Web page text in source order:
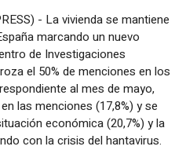
- La vivienda se mantiene
marcando un nuevo
de Investigaciones
el 50% de menciones en los
al mes de mayo,
las menciones (17,8%) y se
económica (20,7%) y la
con la crisis del hantavirus.